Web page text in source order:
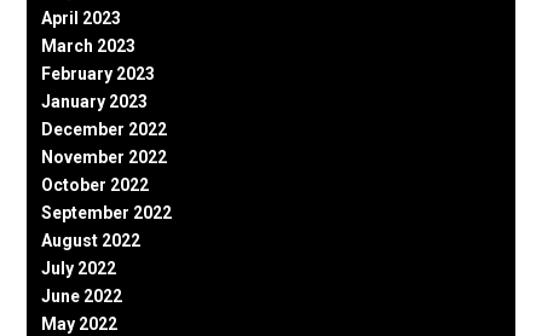
April 2023
March 2023
February 2023
January 2023
December 2022
November 2022
October 2022
September 2022
August 2022
July 2022
June 2022
May 2022